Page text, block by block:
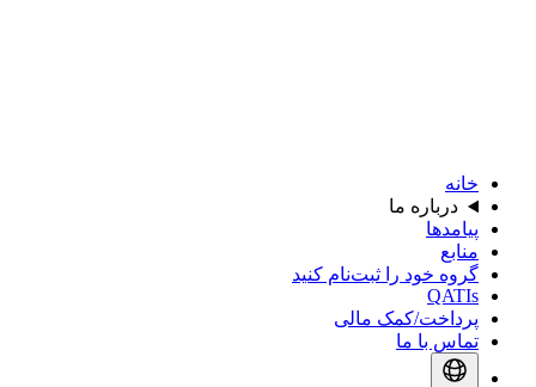
خانه
درباره ما
پیامدها
منابع
گروه خود را ثبت‌نام کنید
QATIs
پرداخت/کمک مالی
تماس با ما